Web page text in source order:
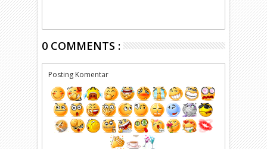
0 COMMENTS :
Posting Komentar